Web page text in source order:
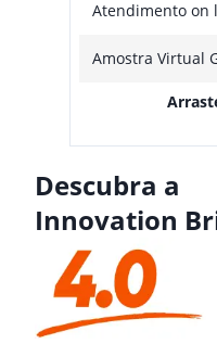
Atendimento on
Amostra Virtual
Descubra a
Innovation